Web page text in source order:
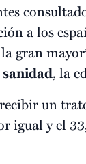
a los
gran
sanidad, la
un
igual y el